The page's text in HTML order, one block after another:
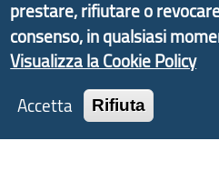
Copyright © 2017 Città
CF: 80007350103
Tecnologie e Accessibilità
prestare, rifiutare o
consenso, in qualsiasi
Visualizza la Cookie Policy
Accetta
Rifiuta